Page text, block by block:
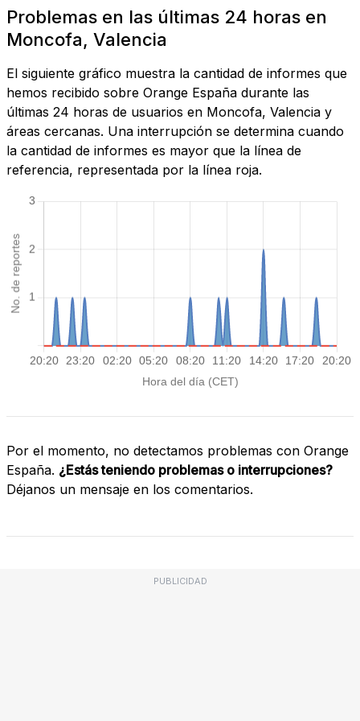
Problemas en las últimas 24 horas en
Moncofa, Valencia
El siguiente gráfico muestra la cantidad de informes que
hemos recibido sobre Orange España durante las
últimas 24 horas de usuarios en Moncofa, Valencia y
áreas cercanas. Una interrupción se determina cuando
la cantidad de informes es mayor que la línea de
referencia, representada por la línea roja.
Por el momento, no detectamos problemas con Orange
España. ¿Estás teniendo problemas o interrupciones?
Déjanos un mensaje en los comentarios.
PUBLICIDAD